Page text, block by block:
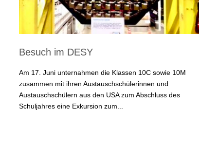
Besuch im DESY
Am 17. Juni unternahmen die Klassen 10C sowie 10M
zusammen mit ihren Austauschschülerinnen und
Austauschschülern aus den USA zum Abschluss des
Schuljahres eine Exkursion zum...